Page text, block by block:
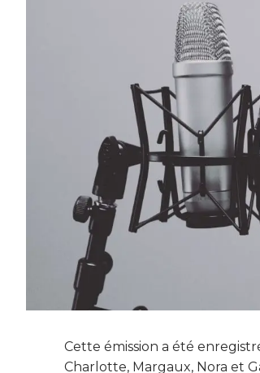
Cette émission a été
Charlotte, Margaux, Nora et